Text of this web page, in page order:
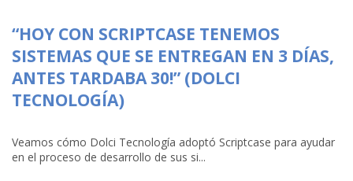
“HOY CON SCRIPTCASE TENEMOS
SISTEMAS QUE SE ENTREGAN EN 3 DÍAS,
ANTES TARDABA 30!” (DOLCI
TECNOLOGÍA)
Veamos cómo Dolci Tecnología adoptó Scriptcase para ayudar
en el proceso de desarrollo de sus si...